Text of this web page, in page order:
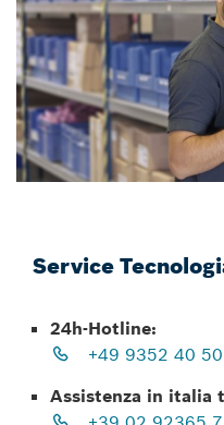
Service
24h-Hotline:
+49 9352 40
Assistenza in italia